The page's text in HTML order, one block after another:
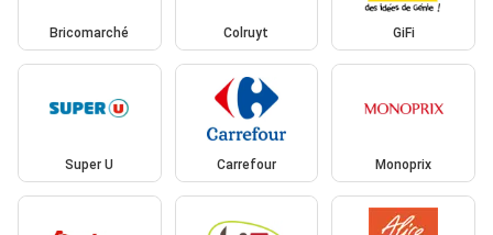
Bricomarché Colruyt GiFi
Super U Carrefour Monoprix